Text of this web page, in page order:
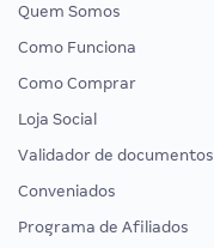
Quem Somos
Como Funciona
Como Comprar
Loja Social
Validador de documentos
Conveniados
Programa de Afiliados